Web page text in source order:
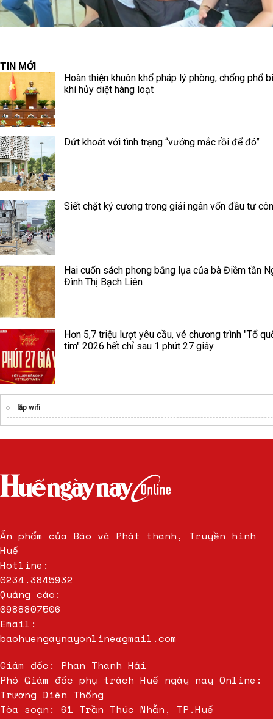
TIN MỚI
Hoàn thiện khuôn khổ pháp lý phòng, chống phổ
khí hủy diệt hàng loạt
Dứt khoát với tình trạng “vướng mắc rồi để đó”
Siết chặt kỷ cương trong giải ngân vốn đầu tư
Hai cuốn sách phong bằng lụa của bà Điềm tần
Đình Thị Bạch Liên
Hơn 5,7 triệu lượt yêu cầu, vé chương trình "Tổ
tim" 2026 hết chỉ sau 1 phút 27 giây
lắp wifi
Ấn phẩm của Báo và Phát thanh, Truyền hình
Huế
Hotline:
0234.3845932
Quảng cáo:
0988807506
Email:
baohuengaynayonline@gmail.com
Giám đốc: Phan Thanh Hải
Phó Giám đốc phụ trách Huế ngày nay Online:
Trương Diên Thống
Tòa soạn: 61 Trần Thúc Nhẫn, TP.Huế